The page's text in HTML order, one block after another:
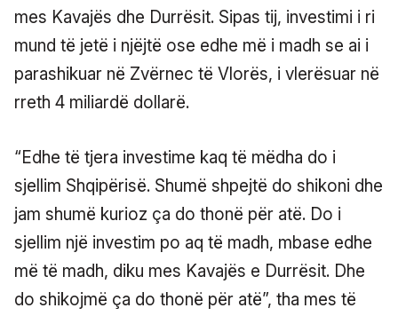
mes Kavajës dhe Durrësit. Sipas tij, investimi i ri
mund të jetë i njëjtë ose edhe më i madh se ai i
parashikuar në Zvërnec të Vlorës, i vlerësuar në
rreth 4 miliardë dollarë.
“Edhe të tjera investime kaq të mëdha do i
sjellim Shqipërisë. Shumë shpejtë do shikoni dhe
jam shumë kurioz ça do thonë për atë. Do i
sjellim një investim po aq të madh, mbase edhe
më të madh, diku mes Kavajës e Durrësit. Dhe
do shikojmë ça do thonë për atë”, tha mes të